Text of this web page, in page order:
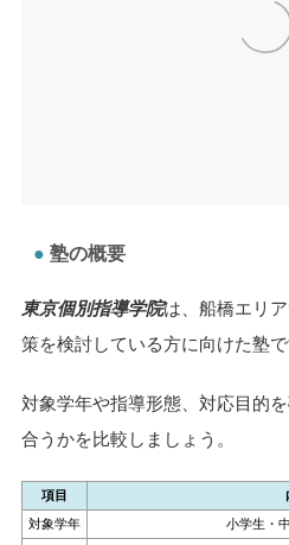
塾の概要
東京個別指導学院は、船橋エリ
策を検討している方に向けた塾で
対象学年や指導形態、対応目的
合うかを比較しましょう。
項目
対象学年
小学生・